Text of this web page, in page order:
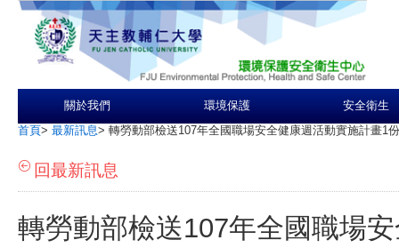
關於我們 環境保護 安全衛生
首頁> 最新訊息> 轉勞動部檢送107年全國職場安全健康週活動實施計畫1
回最新訊息
轉勞動部檢送107年全國職場